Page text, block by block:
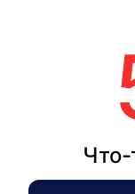
Что-